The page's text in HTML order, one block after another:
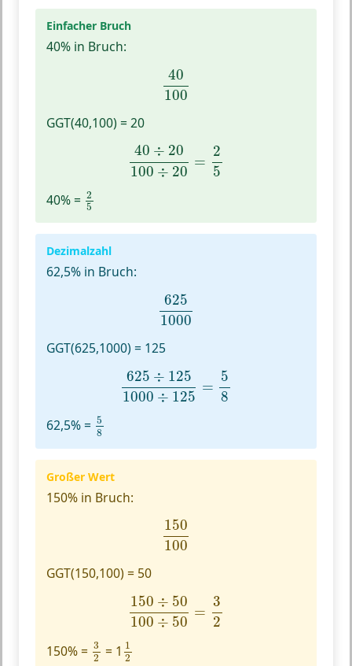
Einfacher Bruch
40% in Bruch:
40
100
40100
GGT(40,100) = 20
40 ÷ 20
100 ÷ 20
=
2
5
40÷ 20100 20
40% = 2
5
2
Dezimalzahl
62,5% in Bruch:
625
1000
6251000
GGT(625,1000) = 125
625 ÷ 125
1000 ÷ 125
=
5
8
625÷ 1251000 ÷125
62,5% = 5
8
5
Großer Wert
150% in Bruch:
150
100
150
GGT(150,100) = 50
150 ÷ 50
100 ÷ 50
=
3
2
150 ÷50100 ÷50
150% = 3
2
3 = 1 1
2
1